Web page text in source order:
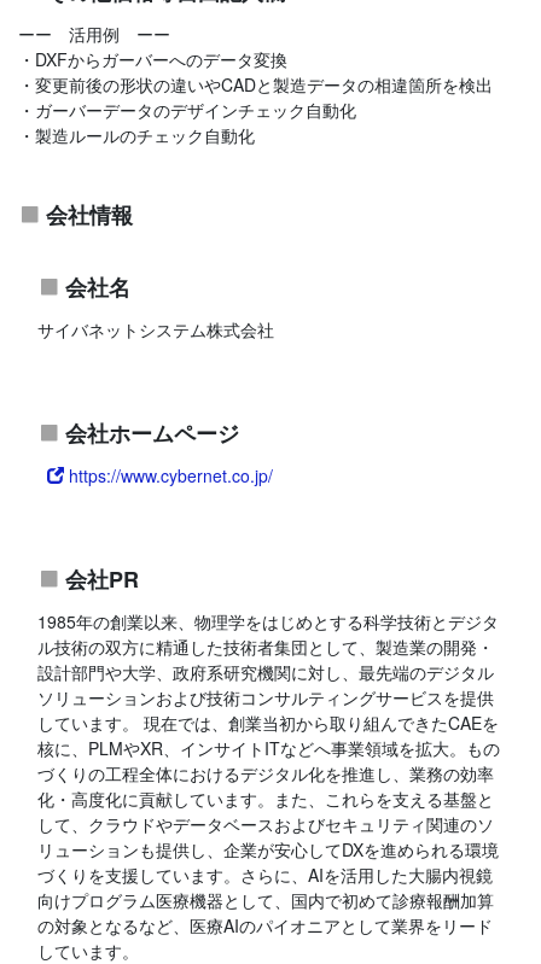
ーー 活用例 ーー
・DXFからガーバーへのデータ変換
・変更前後の形状の違いやCADと製造データの相違箇所を検出
・ガーバーデータのデザインチェック自動化
・製造ルールのチェック自動化
会社情報
会社名
サイバネットシステム株式会社
会社ホームページ
https://www.cybernet.co.jp/
会社PR
1985年の創業以来、物理学をはじめとする科学技術とデジタ
ル技術の双方に精通した技術者集団として、製造業の開発・
設計部門や大学、政府系研究機関に対し、最先端のデジタル
ソリューションおよび技術コンサルティングサービスを提供
しています。 現在では、創業当初から取り組んできたCAEを
核に、PLMやXR、インサイトITなどへ事業領域を拡大。もの
づくりの工程全体におけるデジタル化を推進し、業務の効率
化・高度化に貢献しています。また、これらを支える基盤と
して、クラウドやデータベースおよびセキュリティ関連のソ
リューションも提供し、企業が安心してDXを進められる環境
づくりを支援しています。さらに、AIを活用した大腸内視鏡
向けプログラム医療機器として、国内で初めて診療報酬加算
の対象となるなど、医療AIのパイオニアとして業界をリード
しています。